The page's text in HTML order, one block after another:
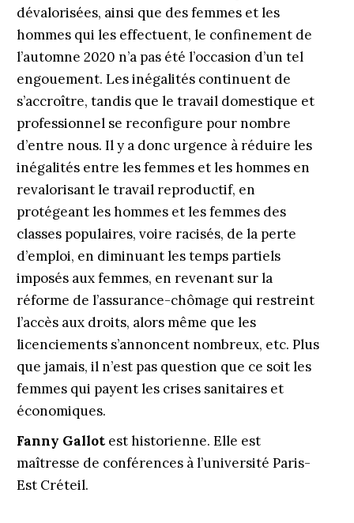
dévalorisées, ainsi que des femmes et les
hommes qui les effectuent, le confinement de
l’automne 2020 n’a pas été l’occasion d’un tel
engouement. Les inégalités continuent de
s’accroître, tandis que le travail domestique et
professionnel se reconfigure pour nombre
d’entre nous. Il y a donc urgence à réduire les
inégalités entre les femmes et les hommes en
revalorisant le travail reproductif, en
protégeant les hommes et les femmes des
classes populaires, voire racisés, de la perte
d’emploi, en diminuant les temps partiels
imposés aux femmes, en revenant sur la
réforme de l’assurance-chômage qui restreint
l’accès aux droits, alors même que les
licenciements s’annoncent nombreux, etc. Plus
que jamais, il n’est pas question que ce soit les
femmes qui payent les crises sanitaires et
économiques.
Fanny Gallotest historienne. Elle est
maîtresse de conférences à l’université Paris-
Est Créteil.